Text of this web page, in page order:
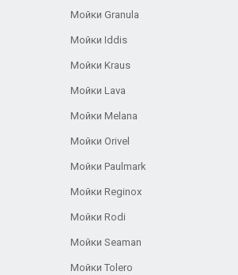
Мойки Granula
Мойки Iddis
Мойки Kraus
Мойки Lava
Мойки Melana
Мойки Orivel
Мойки Paulmark
Мойки Reginox
Мойки Rodi
Мойки Seaman
Мойки Tolero